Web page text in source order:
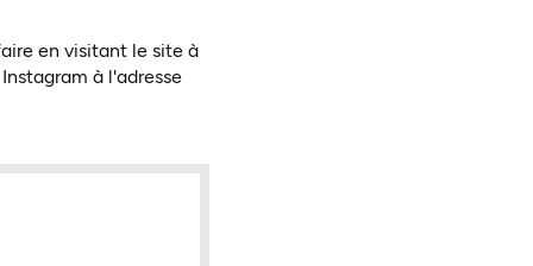
en visitant le site à
à l'adresse